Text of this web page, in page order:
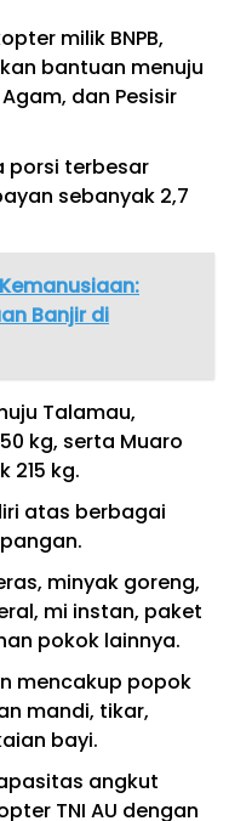
milik BNPB,
bantuan menuju
dan Pesisir
porsi terbesar
sebanyak 2,7
Banjir di
Talamau,
kg, serta Muaro
215 kg.
atas berbagai
minyak goreng,
mi instan, paket
pokok lainnya.
mencakup popok
mandi, tikar,
bayi.
angkut
TNI AU dengan